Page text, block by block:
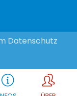
Datenschutz